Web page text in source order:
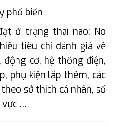
phổ biến
ở trạng thái nào: Nó
tiêu chí đánh giá về
cơ, hệ thống điện,
phụ kiện lắp thêm, các
sở thích cá nhân, số
vực …